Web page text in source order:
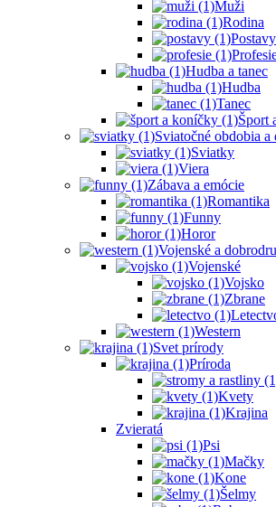
Muži
Rodina
Postavy
Hudba a tanec
Hudba
Tanec
Šport
Sviatočné obdobia a
Sviatky
Viera
Zábava a emócie
Romantika
Funny
Horor
Vojenské a
Vojenské
Vojsko
Zbrane
Western
Svet prírody
Príroda
Kvety
Krajina
Zvieratá
Psi
Mačky
Kone
Šelmy